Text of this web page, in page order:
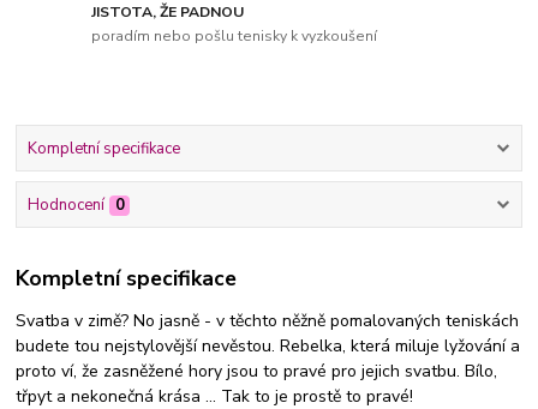
JISTOTA, ŽE PADNOU
poradím nebo pošlu tenisky k vyzkoušení
Kompletní specifikace
Hodnocení 0
Kompletní specifikace
Svatba v zimě? No jasně - v těchto něžně pomalovaných teniskách
budete tou nejstylovější nevěstou. Rebelka, která miluje lyžování a
proto ví, že zasněžené hory jsou to pravé pro jejich svatbu. Bílo,
třpyt a nekonečná krása ... Tak to je prostě to pravé!